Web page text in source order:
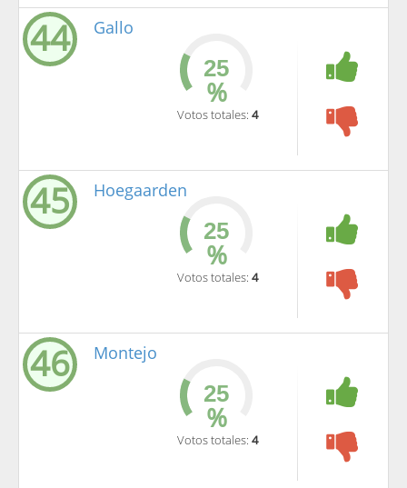
44 Gallo
%
Votos totales: 4
45 Hoegaarden
%
Votos totales: 4
46 Montejo
%
Votos totales: 4